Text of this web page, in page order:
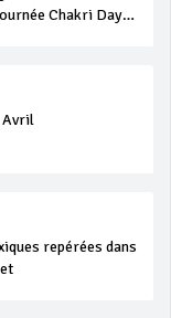
Chakri Day
Avril
repérées dans